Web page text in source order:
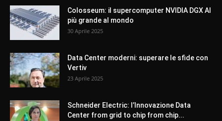
Colosseum: il supercomputer NVIDIA DGX AI
più grande al mondo
30 Aprile 2025
Data Center moderni: superare le sfide con
Vertiv
23 Aprile 2025
Schneider Electric: l’Innovazione Data
Center from grid to chip from chip...